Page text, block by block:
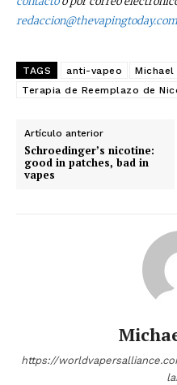
No te
últimas
Suscríbete a
recibe todas las
reducción de
redaccion@thevapingtoday.com
TAGS anti-vapeo Michael
Terapia de Reemplazo de
Artículo anterior
Schroedinger’s nicotine:
good in patches, bad in
vapes
https://